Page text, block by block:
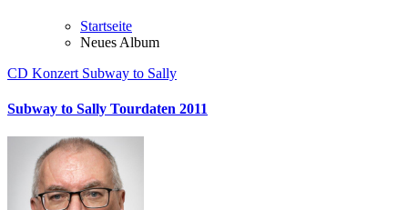
Startseite
Neues Album
CD Konzert Subway to Sally
Subway to Sally Tourdaten 2011